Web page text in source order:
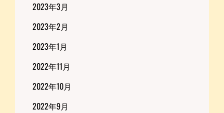
2023年3月
2023年2月
2023年1月
2022年11月
2022年10月
2022年9月